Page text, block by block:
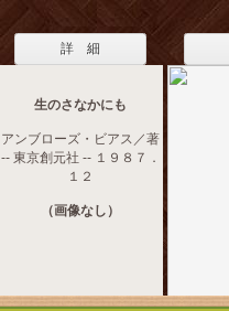
詳 細
生のさなかにも
アンブローズ・ビアス／著
-- 東京創元社 -- １９８７．
１２
（画像なし）